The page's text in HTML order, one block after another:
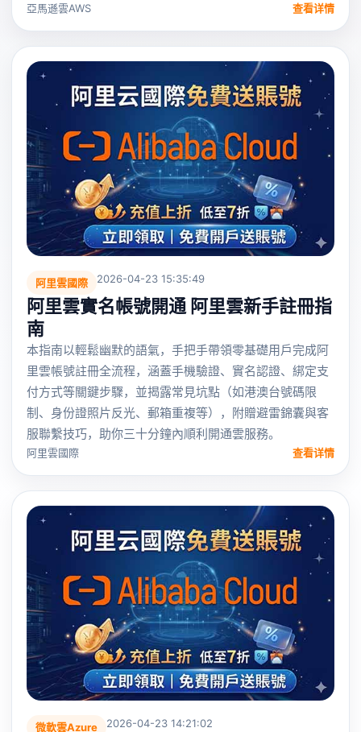
亞馬遜雲AWS 查看详情
阿里雲國際 2026-04-23 15:35:49
阿里雲實名帳號開通 阿里雲新手註冊指
南
本指南以輕鬆幽默的語氣，手把手帶領零基礎用戶完成阿
里雲帳號註冊全流程，涵蓋手機驗證、實名認證、綁定支
付方式等關鍵步驟，並揭露常見坑點（如港澳台號碼限
制、身份證照片反光、郵箱重複等），附贈避雷錦囊與客
服聯繫技巧，助你三十分鐘內順利開通雲服務。
阿里雲國際 查看详情
微軟雲Azure 2026-04-23 14:21:02